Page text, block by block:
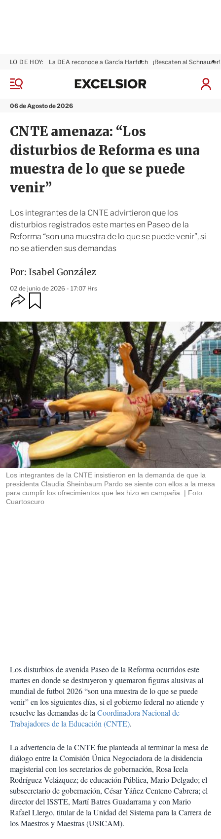
M
n
06 de Agosto de 2026
LO DE HOY: La DEA reconoce a García Harfuch ¡Rescaten al Schnauzer!
I
x
r
CNTE amenaza: “Los
disturbios de Reforma es una
muestra de lo que se puede
venir”
Los integrantes de la CNTE advirtieron que los
disturbios registrados este martes en Paseo de la
Reforma “son una muestra de lo que se puede venir”, si
no se atienden sus demandas
Por: Isabel González
02 de junio de 2026 - 17:07 Hrs
O
p
i
o
n
e
s
d
e
o
m
p
a
r
t
i
r
r
d
a
r
Los integrantes de la CNTE insistieron en la demanda de que la
presidenta Claudia Sheinbaum Pardo se siente con ellos a la mesa
para cumplir los ofrecimientos que les hizo en campaña.
Foto:
Cuartoscuro
Los disturbios de avenida Paseo de la Reforma ocurridos este
martes en donde se destruyeron y quemaron figuras alusivas al
mundial de futbol 2026 “son una muestra de lo que se puede
venir” en los siguientes días, si el gobierno federal no atiende y
resuelve las demandas de laCoordinadora Nacional de
Trabajadores de la Educación (CNTE).
La advertencia de la CNTE fue planteada al terminar la mesa de
diálogo entre la Comisión Única Negociadora de la disidencia
magisterial con los secretarios de gobernación, Rosa Icela
Rodríguez Velázquez; de educación Pública, Mario Delgado; el
subsecretario de gobernación, César Yáñez Centeno Cabrera; el
director del ISSTE, Martí Batres Guadarrama y con Mario
Rafael Llergo, titular de la Unidad del Sistema para la Carrera de
los Maestros y Maestras (USICAM).